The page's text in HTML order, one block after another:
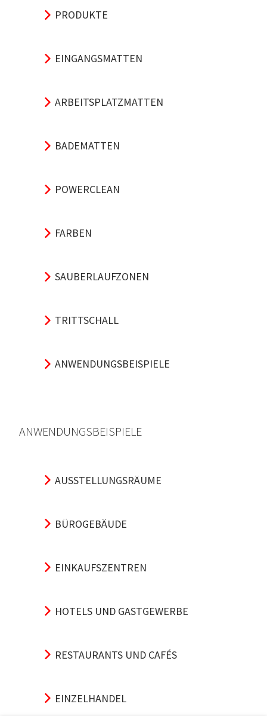
PRODUKTE
EINGANGSMATTEN
ARBEITSPLATZMATTEN
BADEMATTEN
POWERCLEAN
FARBEN
SAUBERLAUFZONEN
TRITTSCHALL
ANWENDUNGSBEISPIELE
ANWENDUNGSBEISPIELE
AUSSTELLUNGSRÄUME
BÜROGEBÄUDE
EINKAUFSZENTREN
HOTELS UND GASTGEWERBE
RESTAURANTS UND CAFÉS
EINZELHANDEL